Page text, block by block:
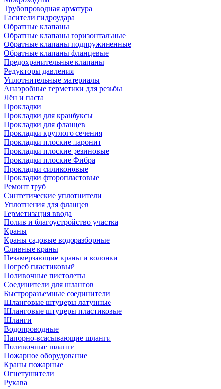
Трубопроводная арматура
Гасители гидроудара
Обратные клапаны
Обратные клапаны горизонтальные
Обратные клапаны подпружиненные
Обратные клапаны фланцевые
Предохранительные клапаны
Редукторы давления
Уплотнительные материалы
Анаэробные герметики для резьбы
Лён и паста
Прокладки
Прокладки для кранбуксы
Прокладки для фланцев
Прокладки круглого сечения
Прокладки плоские паронит
Прокладки плоские резиновые
Прокладки плоские Фибра
Прокладки силиконовые
Прокладки фторопластовые
Ремонт труб
Синтетические уплотнители
Уплотнения для фланцев
Герметизация ввода
Полив и благоустройство участка
Краны
Краны садовые водоразборные
Сливные краны
Незамерзающие краны и колонки
Погреб пластиковый
Поливочные пистолеты
Соединители для шлангов
Быстроразъемные соединители
Шланговые штуцеры латунные
Шланговые штуцеры пластиковые
Шланги
Водопроводные
Напорно-всасывающие шланги
Поливочные шланги
Пожарное оборудование
Краны пожарные
Огнетушители
Рукава